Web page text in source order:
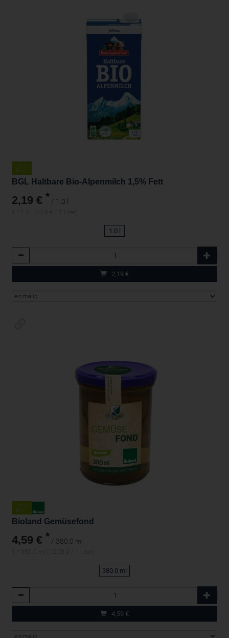
BGL Haltbare Bio-Alpenmilch 1,5% Fett
2,19 € * / 1.0 l
1.0 l
Anzahl
2,19 €
Bioland Gemüsefond
4,59 € * / 380.0 ml
380.0 ml
Anzahl
4,59 €